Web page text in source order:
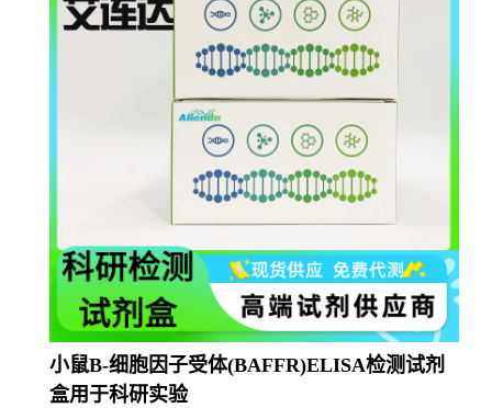
小鼠B-细胞因子受体(BAFFR)ELISA检测试剂
盒用于科研实验